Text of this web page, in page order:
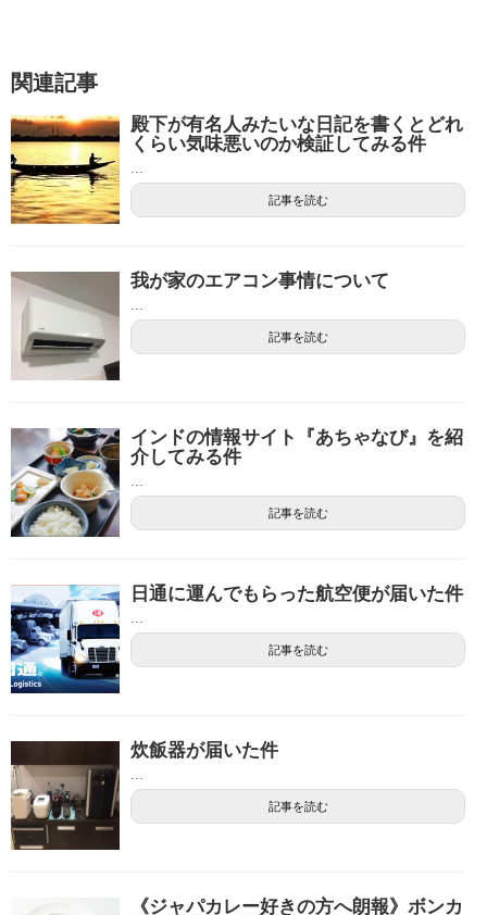
関連記事
殿下が有名人みたいな日記を書くとどれ
くらい気味悪いのか検証してみる件
記事を読む
我が家のエアコン事情について
記事を読む
インドの情報サイト『あちゃなび』を紹
介してみる件
記事を読む
日通に運んでもらった航空便が届いた件
記事を読む
炊飯器が届いた件
記事を読む
《ジャパカレー好きの方へ朗報》ボンカ